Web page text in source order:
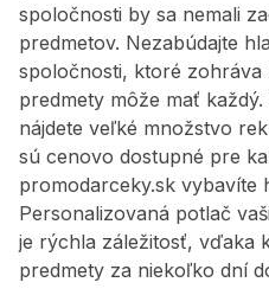
spoločnosti by sa nemali
predmetov. Nezabúdajte
spoločnosti, ktoré zohráva
predmety môže mať
nájdete veľké množstvo
sú cenovo dostupné pre
promodarceky.sk vybavíte
Personalizovaná potlač
je rýchla záležitosť, vďaka
predmety za niekoľko dní